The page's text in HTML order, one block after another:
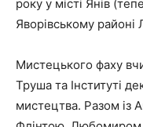
року у місті Янів
Яворівському районі
Мистецького фаху
Труша та Інституті
мистецтва. Разом із